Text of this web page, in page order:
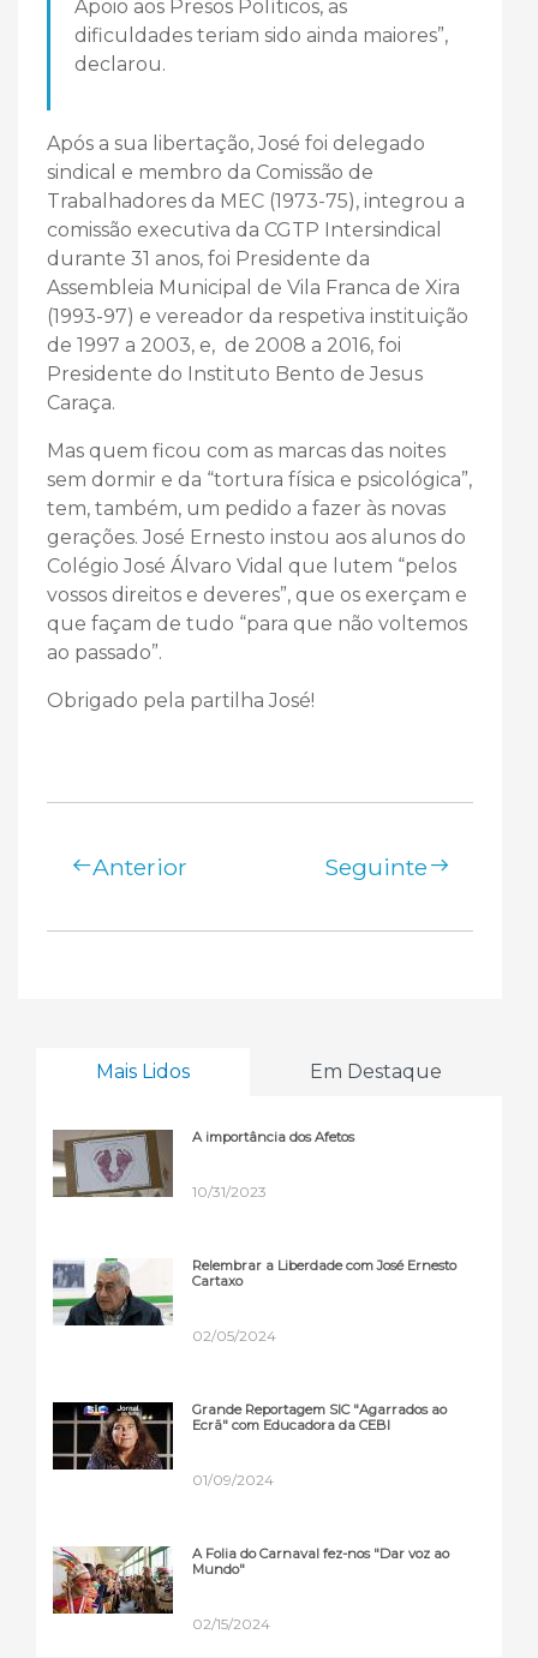
Apoio aos Presos Políticos, as
dificuldades teriam sido ainda maiores”,
declarou.
Após a sua libertação, José foi delegado
sindical e membro da Comissão de
Trabalhadores da MEC (1973-75), integrou a
comissão executiva da CGTP Intersindical
durante 31 anos, foi Presidente da
Assembleia Municipal de Vila Franca de Xira
(1993-97) e vereador da respetiva instituição
de 1997 a 2003, e, de 2008 a 2016, foi
Presidente do Instituto Bento de Jesus
Caraça.
Mas quem ficou com as marcas das noites
sem dormir e da “tortura física e psicológica”,
tem, também, um pedido a fazer às novas
gerações. José Ernesto instou aos alunos do
Colégio José Álvaro Vidal que lutem “pelos
vossos direitos e deveres”, que os exerçam e
que façam de tudo “para que não voltemos
ao passado”.
Obrigado pela partilha José!
Anterior Seguinte
Mais Lidos Em Destaque
A importância dos Afetos
10/31/2023
Relembrar a Liberdade com José Ernesto
Cartaxo
02/05/2024
Grande Reportagem SIC "Agarrados ao
Ecrã" com Educadora da CEBI
01/09/2024
A Folia do Carnaval fez-nos "Dar voz ao
Mundo"
02/15/2024